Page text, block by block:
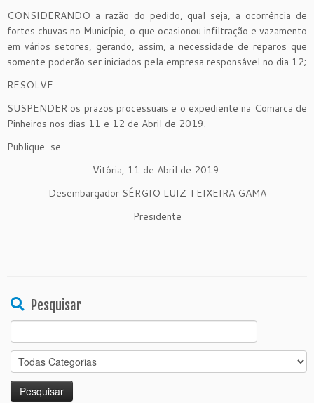
CONSIDERANDO a razão do pedido, qual seja, a ocorrência de
fortes chuvas no Município, o que ocasionou infiltração e vazamento
em vários setores, gerando, assim, a necessidade de reparos que
somente poderão ser iniciados pela empresa responsável no dia 12;
RESOLVE:
SUSPENDER os prazos processuais e o expediente na Comarca de
Pinheiros nos dias 11 e 12 de Abril de 2019.
Publique-se.
Vitória, 11 de Abril de 2019.
Desembargador SÉRGIO LUIZ TEIXEIRA GAMA
Presidente
Pesquisar
Search
for: